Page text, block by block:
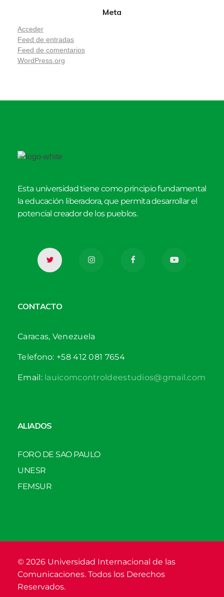
Meta
Acceder
Feed de entradas
Feed de comentarios
WordPress.org
Esta universidad tiene como principio fundamental
la educación liberadora, que permita desarrollar el
potencial creador de los pueblos.
CONTACTO
Caracas, Venezuela
Telefono: +58 412 081 7654
Email:lauicomcontroldeestudios@gmail.com
ALIADOS
FORO DE SAO PAULO
UNESR
FEMSUR
© 2026 Universidad Internacional de las
Comunicaciones. Todos los Derechos
Reservados.